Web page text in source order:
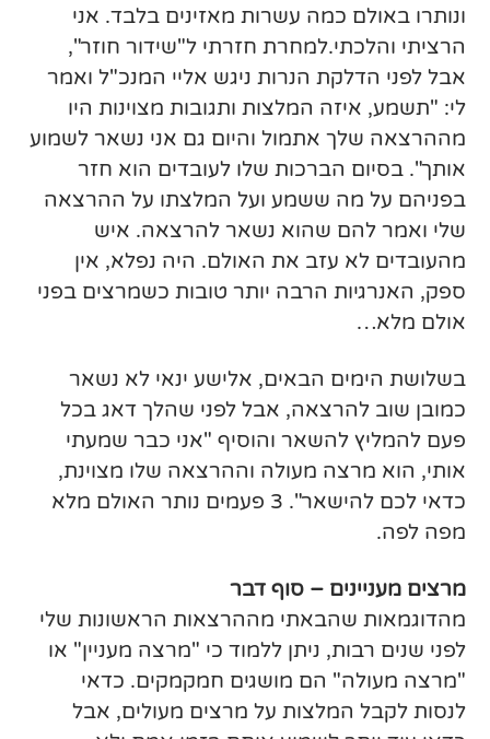
ונותרו באולם כמה עשרות מאזינים בלבד. אני
הרציתי והלכתי.למחרת חזרתי ל"שידור חוזר",
אבל לפני הדלקת הנרות ניגש אליי המנכ"ל ואמר
לי: "תשמע, איזה המלצות ותגובות מצוינות היו
מההרצאה שלך אתמול והיום גם אני נשאר לשמוע
אותך". בסיום הברכות שלו לעובדים הוא חזר
בפניהם על מה ששמע ועל המלצתו על ההרצאה
שלי ואמר להם שהוא נשאר להרצאה. איש
מהעובדים לא עזב את האולם. היה נפלא, אין
ספק, האנרגיות הרבה יותר טובות כשמרצים בפני
אולם מלא…
בשלושת הימים הבאים, אלישע ינאי לא נשאר
כמובן שוב להרצאה, אבל לפני שהלך דאג בכל
פעם להמליץ להשאר והוסיף "אני כבר שמעתי
אותי, הוא מרצה מעולה וההרצאה שלו מצוינת,
כדאי לכם להישאר". 3 פעמים נותר האולם מלא
מפה לפה.
מרצים מעניינים – סוף דבר
מהדוגמאות שהבאתי מההרצאות הראשונות שלי
לפני שנים רבות, ניתן ללמוד כי "מרצה מעניין" או
"מרצה מעולה" הם מושגים חמקמקים. כדאי
לנסות לקבל המלצות על מרצים מעולים, אבל